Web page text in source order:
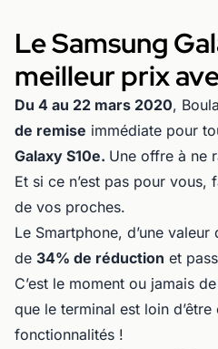
Le Samsung
meilleur prix
Du 4 au 22 mars 2020,
de remise immédiate pour
Galaxy S10e. Une offre à ne
Et si ce n’est pas pour vous,
de vos proches.
Le Smartphone, d’une
de 34% de réduction et
C’est le moment ou jamais
que le terminal est loin
fonctionnalités !